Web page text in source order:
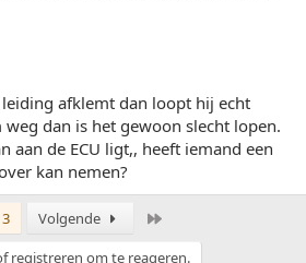
leiding afklemt dan loopt hij echt
dan is het gewoon slecht lopen.
aan de ECU ligt,, heeft iemand een
kan nemen?
Volgende
registreren om te reageren.